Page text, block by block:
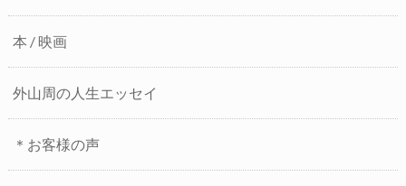
本 / 映画
外山周の人生エッセイ
＊お客様の声